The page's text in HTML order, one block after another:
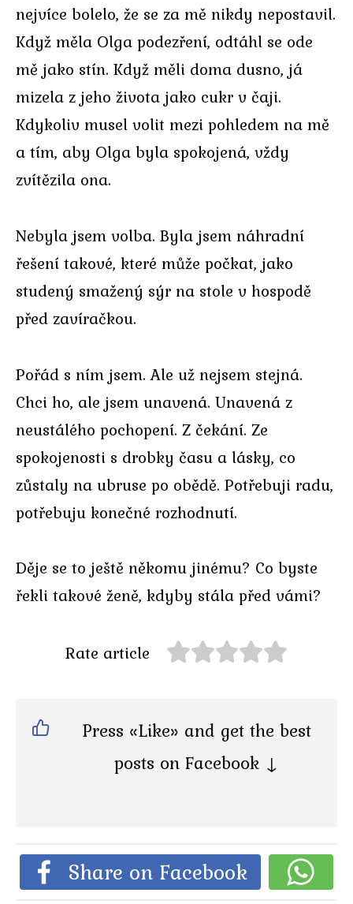
nejvíce bolelo, že se za mě nikdy nepostavil.
Když měla Olga podezření, odtáhl se ode
mě jako stín. Když měli doma dusno, já
mizela z jeho života jako cukr v čaji.
Kdykoliv musel volit mezi pohledem na mě
a tím, aby Olga byla spokojená, vždy
zvítězila ona.
Nebyla jsem volba. Byla jsem náhradní
řešení takové, které může počkat, jako
studený smažený sýr na stole v hospodě
před zavíračkou.
Pořád s ním jsem. Ale už nejsem stejná.
Chci ho, ale jsem unavená. Unavená z
neustálého pochopení. Z čekání. Ze
spokojenosti s drobky času a lásky, co
zůstaly na ubruse po obědě. Potřebuji radu,
potřebuju konečné rozhodnutí.
Děje se to ještě někomu jinému? Co byste
řekli takové ženě, kdyby stála před vámi?
Rate article
Press «Like» and get the best
posts on Facebook ↓
Share on Facebook